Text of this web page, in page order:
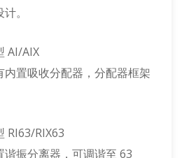
。
AI/AIX
内置吸收分配器，分配器框架
RI63/RIX63
谐振分离器，可调谐至 63